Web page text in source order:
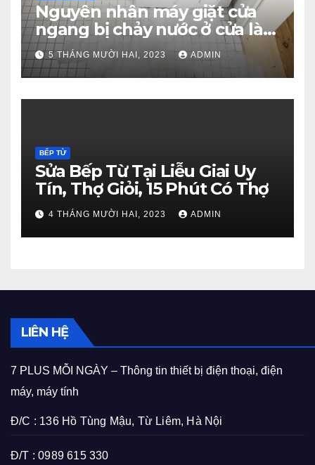
Nguyên nhân máy giặt cửa
ngang bị chảy nước ở cửa là
gì?5 THÁNG MƯỜI HAI, 2023 ADMIN
BẾP TỪ
Sửa Bếp Từ Tại Liễu Giai Uy
Tín, Thợ Giỏi, 15 Phút Có Thợ
4 THÁNG MƯỜI HAI, 2023 ADMIN
LIÊN HỆ
7 PLUS MỖI NGÀY – Thông tin thiết bị điện thoại, điện
máy, máy tính
Đ/C : 136 Hồ Tùng Mậu, Từ Liêm, Hà Nội
Đ/T : 0989 615 330